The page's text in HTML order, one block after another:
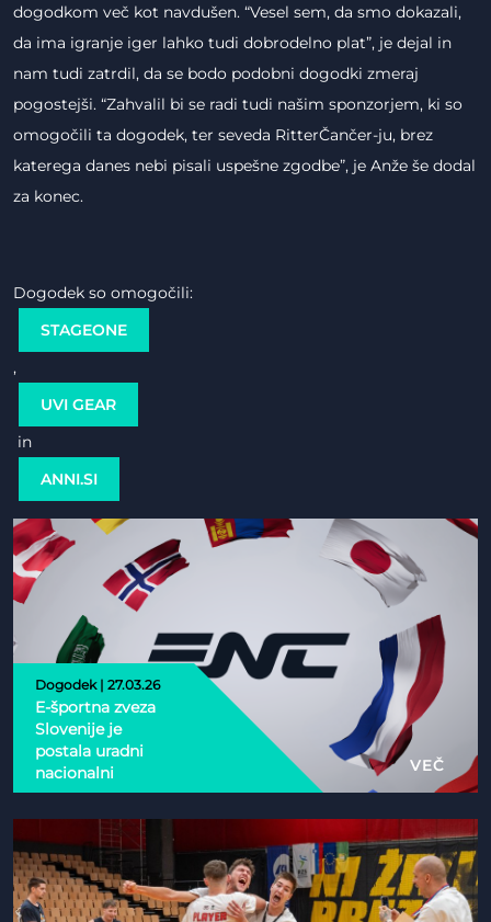
dogodkom več kot navdušen. “Vesel sem, da smo dokazali,
da ima igranje iger lahko tudi dobrodelno plat”, je dejal in
nam tudi zatrdil, da se bodo podobni dogodki zmeraj
pogostejši. “Zahvalil bi se radi tudi našim sponzorjem, ki so
omogočili ta dogodek, ter seveda RitterČančer-ju, brez
katerega danes nebi pisali uspešne zgodbe”, je Anže še dodal
za konec.
Dogodek so omogočili:
STAGEONE
,
UVI GEAR
in
ANNI.SI
Dogodek | 27.03.26
E-športna zveza
Slovenije je
postala uradni
nacionalni
partner Esports
Nations Cup 2026
VEČ